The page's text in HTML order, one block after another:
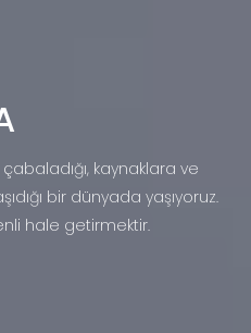
çabaladığı, kaynaklara ve
bir dünyada yaşıyoruz.
hale getirmektir.